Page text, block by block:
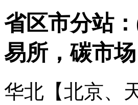
省区市分站
易所，碳市
华北【北京、